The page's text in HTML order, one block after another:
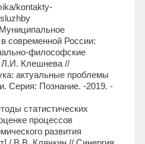
kontakty-
современной России:
философские
Л.И. Клешнева //
актуальные проблемы
Серия: Познание. -2019. -
статистических
процессов
развития